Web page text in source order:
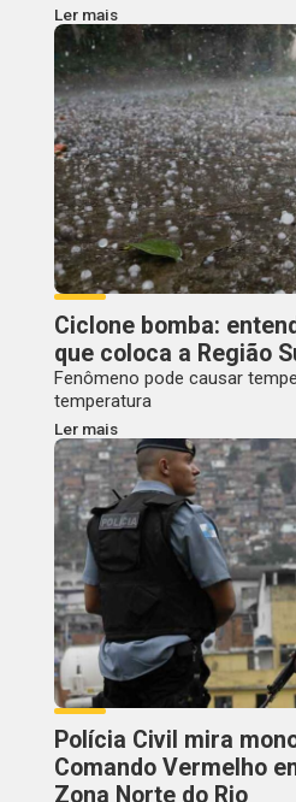
Ler mais
Ciclone bomba:
que coloca a Região
Fenômeno pode causar
temperatura
Ler mais
Polícia Civil mira
Comando Vermelho
Zona Norte do Rio